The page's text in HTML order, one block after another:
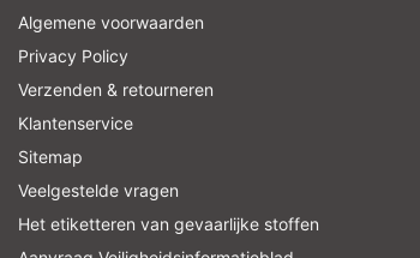
Algemene voorwaarden
Privacy Policy
Verzenden & retourneren
Klantenservice
Sitemap
Veelgestelde vragen
Het etiketteren van gevaarlijke stoffen